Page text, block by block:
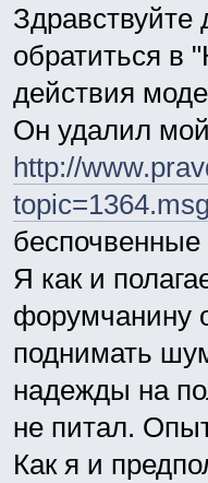
обратиться в
действия
Он удалил
http://
Я как и
форумчанину
поднимать
надежды на
не питал.
Как я и